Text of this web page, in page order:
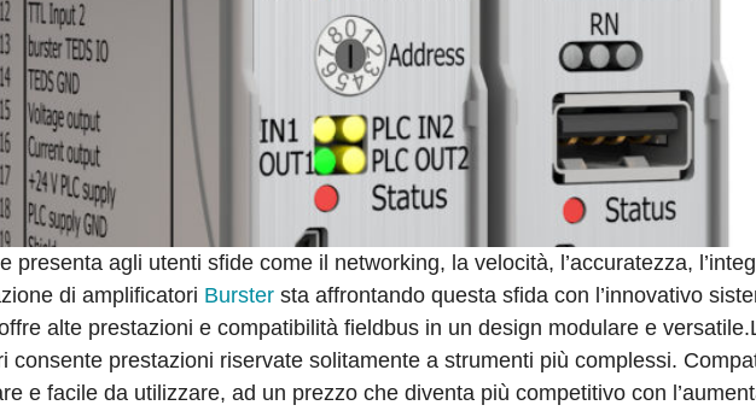
presenta agli utenti sfide come il networking, la velocità, l’accuratezza,
di amplificatori Burster sta affrontando questa sfida con l’innovativo
alte prestazioni e compatibilità fieldbus in un design modulare e
consente prestazioni riservate solitamente a strumenti più complessi.
e facile da utilizzare, ad un prezzo che diventa più competitivo con